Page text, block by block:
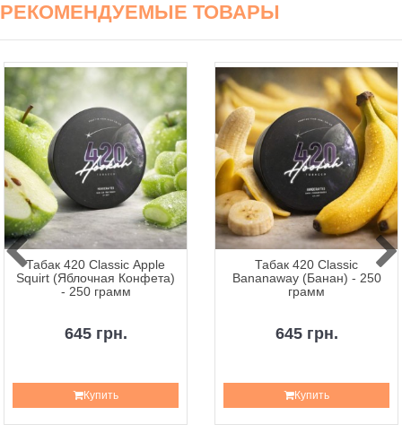
РЕКОМЕНДУЕМЫЕ ТОВАРЫ
Табак 420 Classic Apple
Squirt (Яблочная Конфета)
- 250 грамм
645 грн.
Купить
Табак 420 Classic
Bananaway (Банан) - 250
грамм
645 грн.
Купить